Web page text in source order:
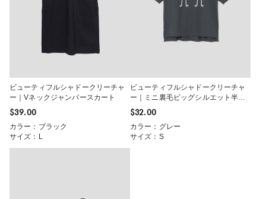
ビューティフルシャドークリーチャ
ー｜Vネックジャンパースカート
$‌39.00
カラー：ブラック
サイズ：L
ビューティフルシャドークリーチャ
ー｜ミニ裏毛ビッグシルエット半袖
ライトスウェット
$‌32.00
カラー：グレー
サイズ：S